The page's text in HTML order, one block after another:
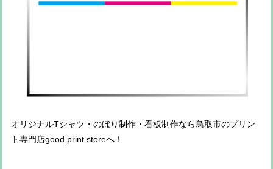
オリジナルTシャツ・のぼり制作・看板制作なら鳥取市のプリン
ト専門店good print storeへ！